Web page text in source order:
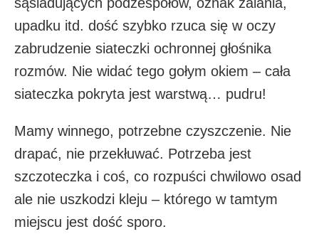
upadku itd. dość szybko rzuca się w oczy
zabrudzenie siateczki ochronnej głośnika
rozmów. Nie widać tego gołym okiem – cała
siateczka pokryta jest warstwą… pudru!
Mamy winnego, potrzebne czyszczenie. Nie
drapać, nie przekłuwać. Potrzeba jest
szczoteczka i coś, co rozpuści chwilowo osad
ale nie uszkodzi kleju – którego w tamtym
miejscu jest dość sporo.